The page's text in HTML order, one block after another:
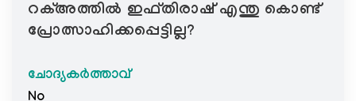
റക്അത്തിൽ ഇഫ്തിരാഷ് എന്തു കൊണ്ട്
പ്രോത്സാഹിക്കപ്പെട്ടില്ല?
ചോദ്യകർത്താവ്
No